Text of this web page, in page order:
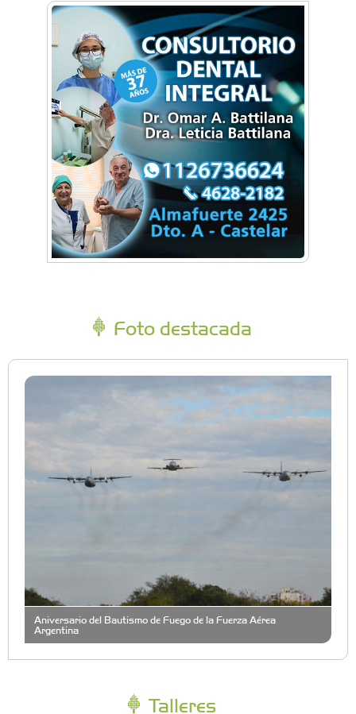
Foto destacada
Aniversario del Bautismo de Fuego de la Fuerza Aérea
Argentina
Talleres